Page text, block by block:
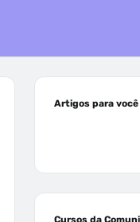
Artigos para você
Cursos da